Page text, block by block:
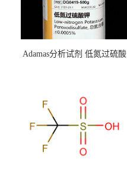
Adamas分析试剂 低氮过硫酸
（泰坦现货供应）